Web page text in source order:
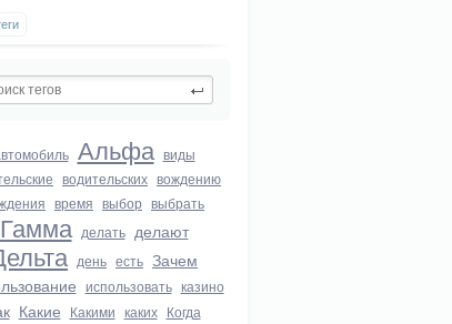
Альфа виды
водительских вождению
время выбор выбрать
Гамма делать делают
день есть Зачем
использовать казино
Какие Какими каких Когда